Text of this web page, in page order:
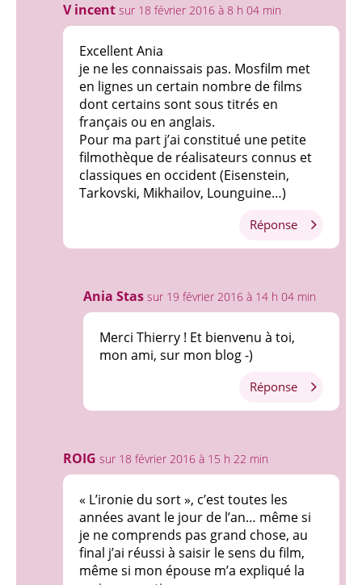
V incent sur 18 février 2016 à 8 h 04 min
Excellent Ania
je ne les connaissais pas. Mosfilm met
en lignes un certain nombre de films
dont certains sont sous titrés en
français ou en anglais.
Pour ma part j’ai constitué une petite
filmothèque de réalisateurs connus et
classiques en occident (Eisenstein,
Tarkovski, Mikhailov, Lounguine…)
Réponse
Ania Stas sur 19 février 2016 à 14 h 04 min
Merci Thierry ! Et bienvenu à toi,
mon ami, sur mon blog -)
Réponse
ROIG sur 18 février 2016 à 15 h 22 min
« L’ironie du sort », c’est toutes les
années avant le jour de l’an… même si
je ne comprends pas grand chose, au
final j’ai réussi à saisir le sens du film,
même si mon épouse m’a expliqué la